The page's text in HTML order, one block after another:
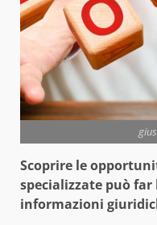
Scoprire le
specializzate può far
informazioni